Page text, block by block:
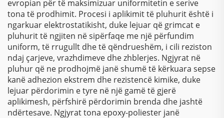
evropian për të maksimizuar uniformitetin e serive
tona të prodhimit. Procesi i aplikimit të pluhurit është i
ngarkuar elektrostatikisht, duke lejuar që grimcat e
pluhurit të ngjiten në sipërfaqe me një përfundim
uniform, të rrugullt dhe të qëndrueshëm, i cili reziston
ndaj çarjeve, vrazhdimeve dhe zhblerjes. Ngjyrat në
pluhur që ne prodhojmë janë shumë të kërkuara sepse
kanë adhezion ekstrem dhe rezistencë kimike, duke
lejuar përdorimin e tyre në një gamë të gjerë
aplikimesh, përfshirë përdorimin brenda dhe jashtë
ndërtesave. Ngjyrat tona epoxy-poliester janë